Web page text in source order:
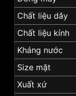
Chất liệu dây
Chất liệu kính
Kháng nước
Size mặt
Xuất xứ